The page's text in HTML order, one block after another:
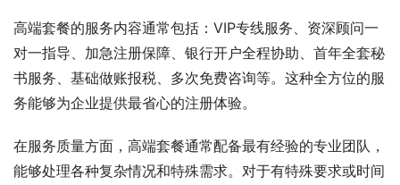
高端套餐的服务内容通常包括：VIP专线服务、资深顾问一
对一指导、加急注册保障、银行开户全程协助、首年全套秘
书服务、基础做账报税、多次免费咨询等。这种全方位的服
务能够为企业提供最省心的注册体验。
在服务质量方面，高端套餐通常配备最有经验的专业团队，
能够处理各种复杂情况和特殊需求。对于有特殊要求或时间